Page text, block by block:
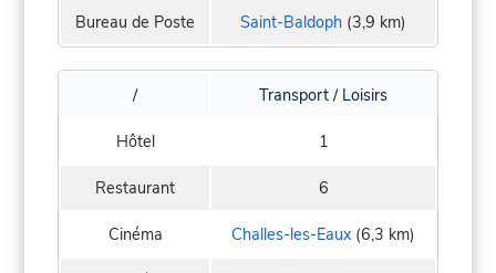
Bureau de Poste Saint-Baldoph (3,9 km)
/ Transport / Loisirs
Hôtel 1
Restaurant 6
Cinéma Challes-les-Eaux (6,3 km)